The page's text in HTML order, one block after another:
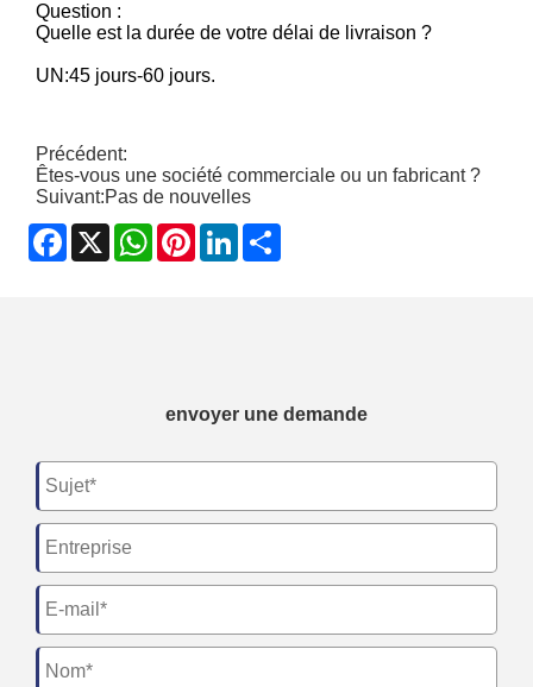
Question :
Quelle est la durée de votre délai de livraison ?
UN:45 jours-60 jours.
Précédent:
Êtes-vous une société commerciale ou un fabricant ?
Suivant:Pas de nouvelles
Facebook
X WhatsApp
PinterestLinkedIn
envoyer une demande